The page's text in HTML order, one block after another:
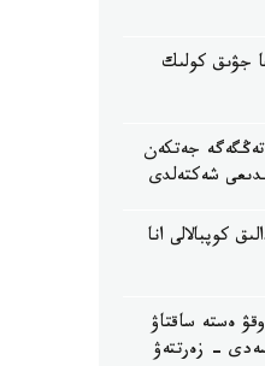
جۋىق كولىك
12 ميلليون تەڭگەگە جەتكەن
شەكتەلدى
كوپبالالى انا
ەستە ساقتاۋ
- زەرتتەۋ